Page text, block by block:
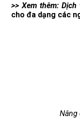
>> Xem thêm:
cho đa dạng các
Nâng